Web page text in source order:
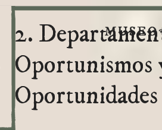
2.
Oportunismos
Oportunidades